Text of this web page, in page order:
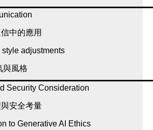
中的應用
style adjustments
風格
Security Consideration
安全考量
to Generative AI Ethics